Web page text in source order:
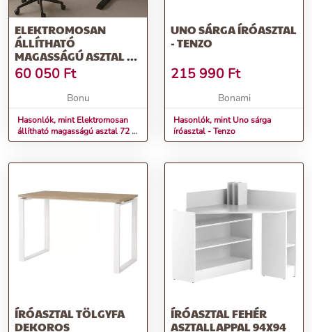
ELEKTROMOSAN
ÁLLÍTHATÓ
MAGASSÁGÚ ASZTAL 72
- 117 CM - DIÓFA,
FEKETE SZÉLESSÉG: 60
CM | HOSSZA: 140 CM
60 050 Ft
Bonu
Hasonlók, mint Elektromosan
állítható magasságú asztal 72 -
117 cm - diófa, fekete
cm
UNO SÁRGA ÍRÓASZTAL
- TENZO
215 990 Ft
Bonami
Hasonlók, mint Uno sárga
íróasztal - Tenzo
ÍRÓASZTAL TÖLGYFA
DEKOROS
ÍRÓASZTAL FEHÉR
ASZTALLAPPAL 94X94